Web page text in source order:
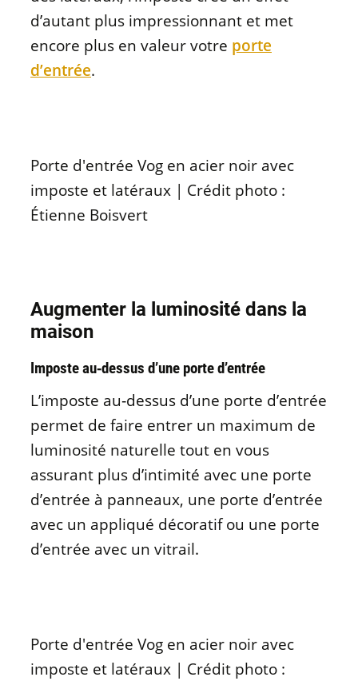
d’autant plus impressionnant et met
encore plus en valeur votre porte
d’entrée.
Porte d'entrée Vog en acier noir avec
imposte et latéraux | Crédit photo :
Étienne Boisvert
Augmenter la luminosité dans la
maison
Imposte au‑dessus d’une porte d’entrée
L’imposte au‑dessus d’une porte d’entrée
permet de faire entrer un maximum de
luminosité naturelle tout en vous
assurant plus d’intimité avec une porte
d’entrée à panneaux, une porte d’entrée
avec un appliqué décoratif ou une porte
d’entrée avec un vitrail.
Porte d'entrée Vog en acier noir avec
imposte et latéraux | Crédit photo :